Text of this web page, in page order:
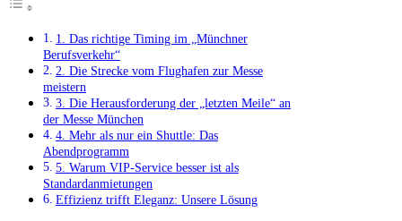
1. Das richtige Timing im „Münchner
Berufsverkehr“
2. Die Strecke vom Flughafen zur Messe
meistern
3. Die Herausforderung der „letzten Meile“ an
der Messe München
4. Mehr als nur ein Shuttle: Das
Abendprogramm
5. Warum VIP-Service besser ist als
Standardanmietungen
Effizienz trifft Eleganz: Unsere Lösung